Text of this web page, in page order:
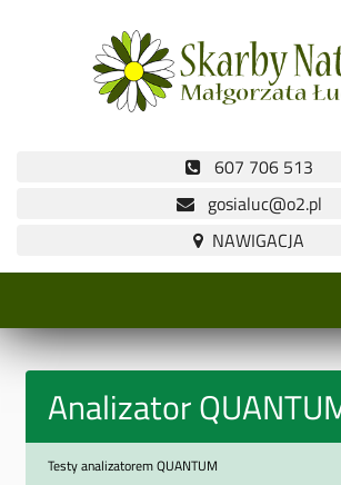
607 706 513
gosialuc@o2.pl
Analizator
Testy analizatorem QUANTUM